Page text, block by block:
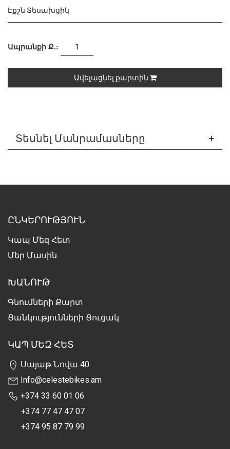
Էքշն Տեսախցիկ
Ապրանքի Ք.:
Ավելացնել քարտին
Տեսնել Մանրամասները
ԸՆԿԵՐՈՒԹՅՈՒՆ
Կապ Մեզ Հետ
Մեր Մասին
ԽԱՆՈՒԹ
Գնումների Քարտ
Ցանկությունների Ցուցակ
ԿԱՊ ՄԵԶ ՀԵՏ
Սայաթ Նովա 40
Info@celestebikes.am
+374 33 60 01 06
+374 77 47 47 07
+374 95 87 79 99